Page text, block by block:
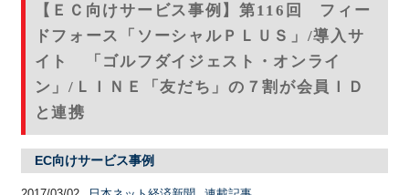
【ＥＣ向けサービス事例】第116回 フィー
ドフォース「ソーシャルＰＬＵＳ」/導入サ
イト 「ゴルフダイジェスト・オンライ
ン」/ＬＩＮＥ「友だち」の７割が会員ＩＤ
と連携
EC向けサービス事例